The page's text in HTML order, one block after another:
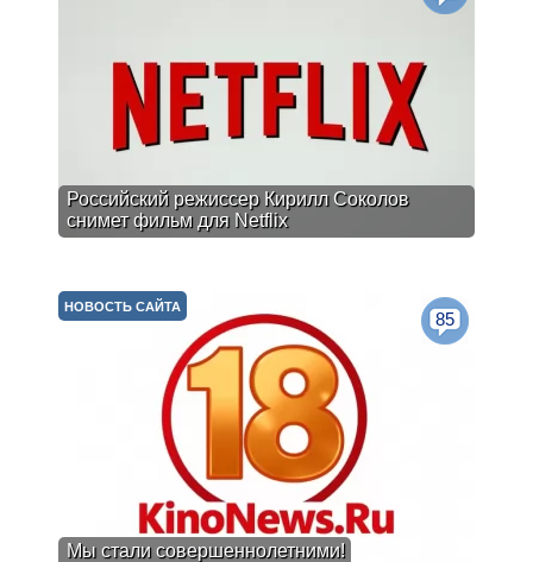
Российский режиссер Кирилл Соколов
снимет фильм для Netflix
Мы стали совершеннолетними!
НОВОСТЬ САЙТА
85